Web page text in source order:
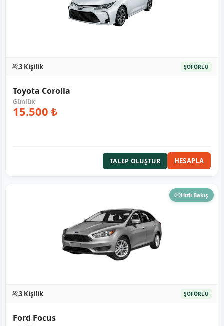
3 Kişilik ŞOFÖRLÜ
Toyota Corolla
15.500 ₺
TALEP OLUŞTUR HESAPLA
Hızlı Bakış
3 Kişilik ŞOFÖRLÜ
Ford Focus